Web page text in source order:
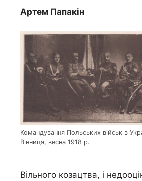
Артем Папакін
Командування Польських військ в
Вінниця, весна 1918 р.
Вільного козацтва, і